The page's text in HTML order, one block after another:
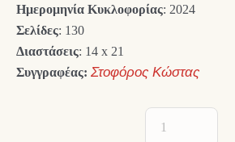
Ημερομηνία Κυκλοφορίας: 2024
Σελίδες: 130
Διαστάσεις: 14 x 21
Συγγραφέας: Στοφόρος Κώστας